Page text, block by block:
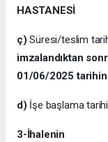
HASTANESİ
ç) Süresi/
imzalandıktan
01/06/2025
d) İşe
3-İhalenin